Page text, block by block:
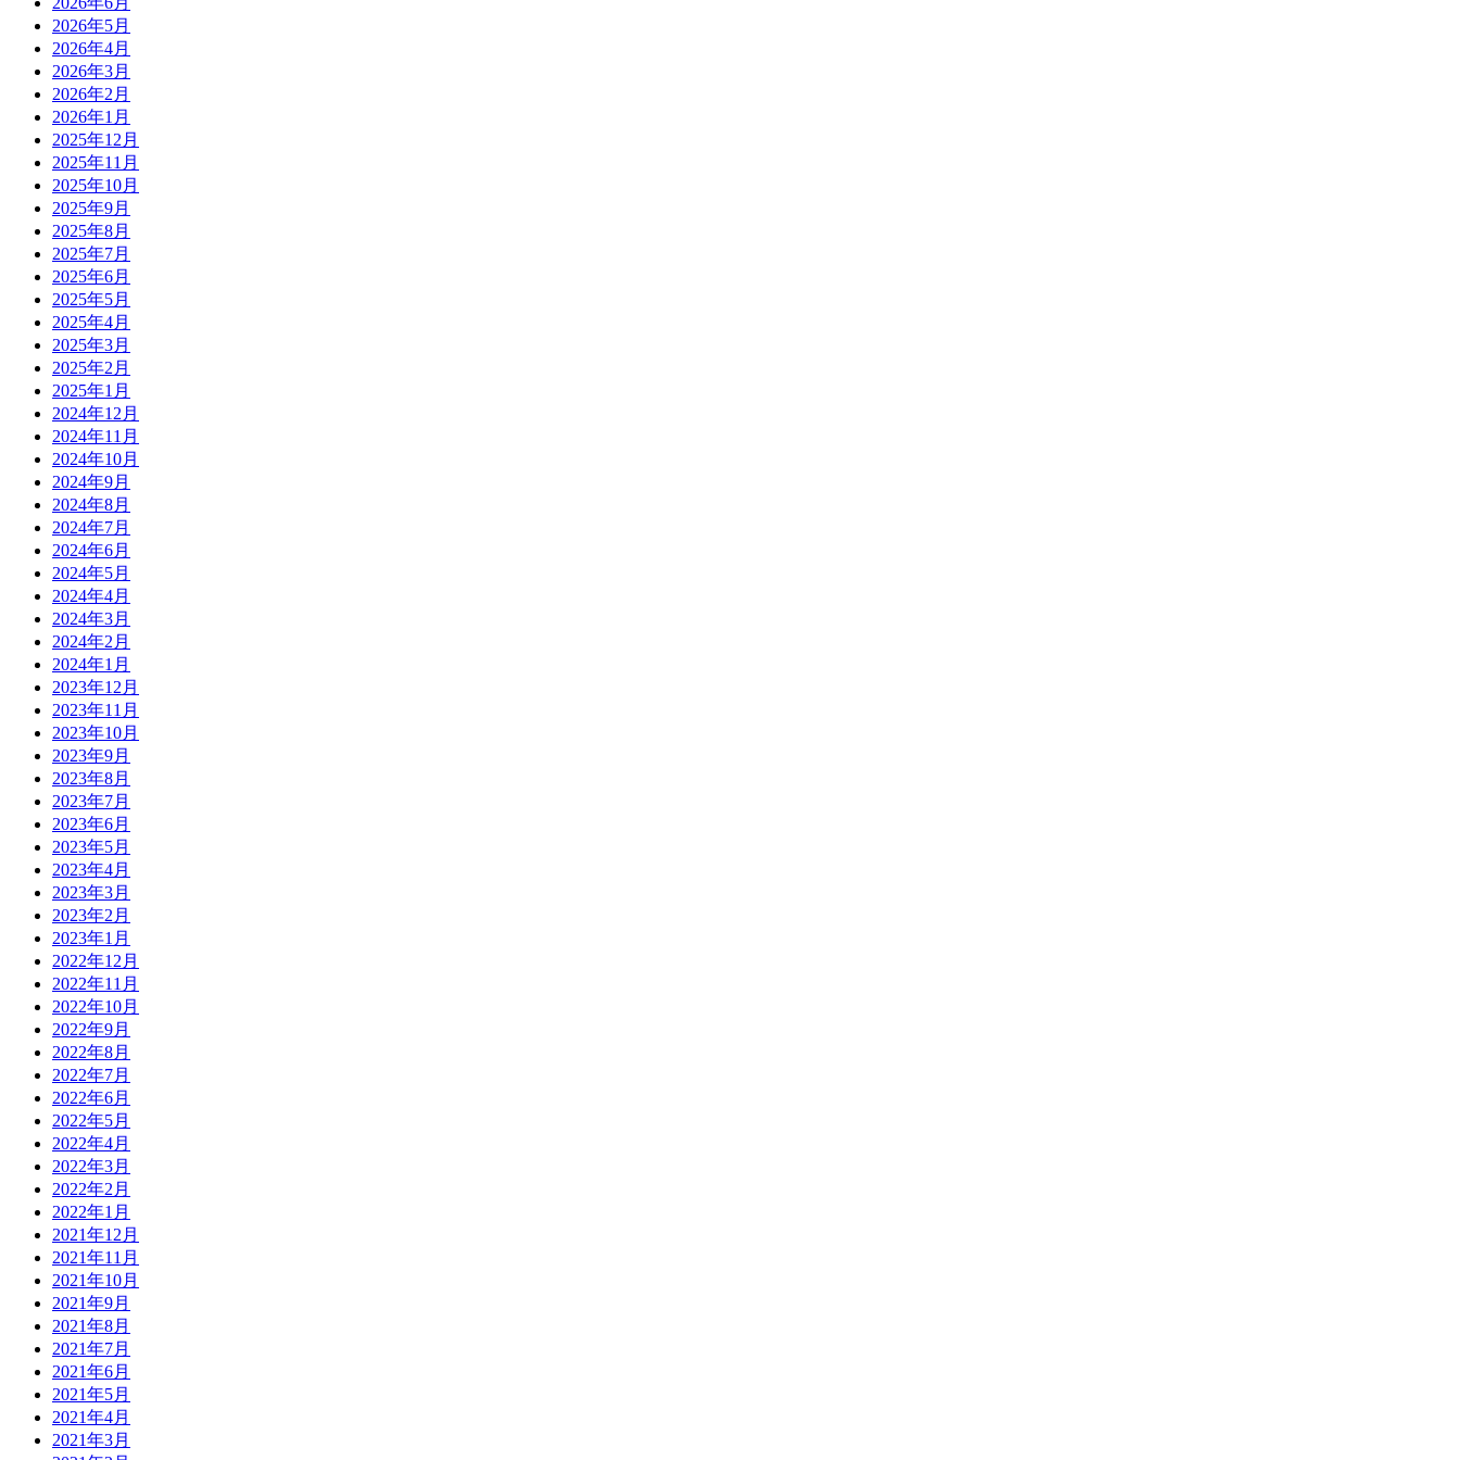
2026年5月
2026年4月
2026年3月
2026年2月
2026年1月
2025年12月
2025年11月
2025年10月
2025年9月
2025年8月
2025年7月
2025年6月
2025年5月
2025年4月
2025年3月
2025年2月
2025年1月
2024年12月
2024年11月
2024年10月
2024年9月
2024年8月
2024年7月
2024年6月
2024年5月
2024年4月
2024年3月
2024年2月
2024年1月
2023年12月
2023年11月
2023年10月
2023年9月
2023年8月
2023年7月
2023年6月
2023年5月
2023年4月
2023年3月
2023年2月
2023年1月
2022年12月
2022年11月
2022年10月
2022年9月
2022年8月
2022年7月
2022年6月
2022年5月
2022年4月
2022年3月
2022年2月
2022年1月
2021年12月
2021年11月
2021年10月
2021年9月
2021年8月
2021年7月
2021年6月
2021年5月
2021年4月
2021年3月